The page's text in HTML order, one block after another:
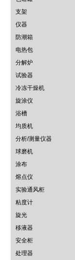
支架
仪器
防潮箱
电热包
分解炉
试验器
冷冻干燥机
旋涂仪
浴槽
均质机
分析/测量仪器
球磨机
涂布
熔点仪
实验通风柜
粘度计
旋光
移液器
安全柜
处理器